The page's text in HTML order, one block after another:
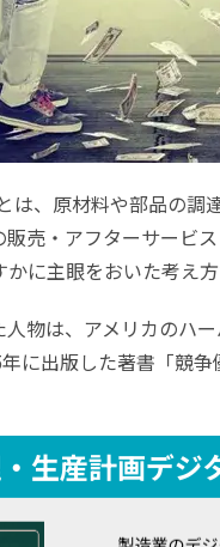
は、原材料や部品の
売・アフターサービ
に主眼をおいた考え
物は、アメリカのハ
に出版した著書「競